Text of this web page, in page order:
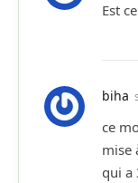
Est
biha
ce
mise
qui a